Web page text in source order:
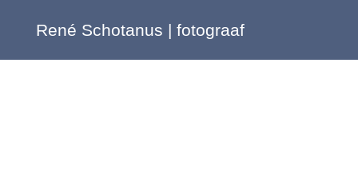
René Schotanus | fotograaf